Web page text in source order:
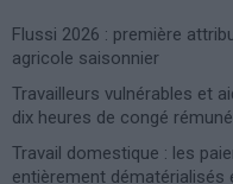
Flussi 2026 : première
agricole saisonnier
Travailleurs vulnérables et
dix heures de congé
Travail domestique : les
entièrement dématérialisés